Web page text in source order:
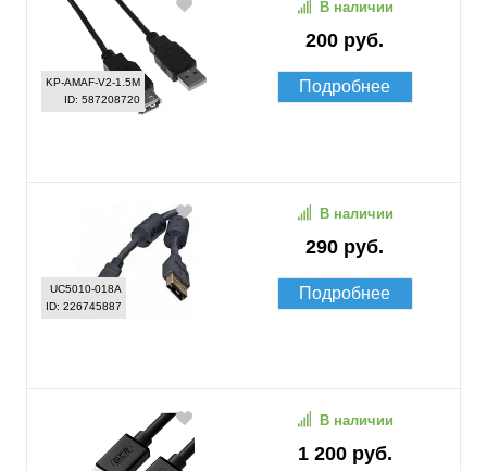
KP-AMAF-V2-1.5M
ID: 587208720
200 руб.
В наличии
Подробнее
UC5010-018A
ID: 226745887
290 руб.
В наличии
Подробнее
1 200 руб.
В наличии